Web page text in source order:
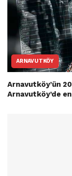
ARNAVUTKÖY
Arnavutköy’ün
Arnavutköy’de